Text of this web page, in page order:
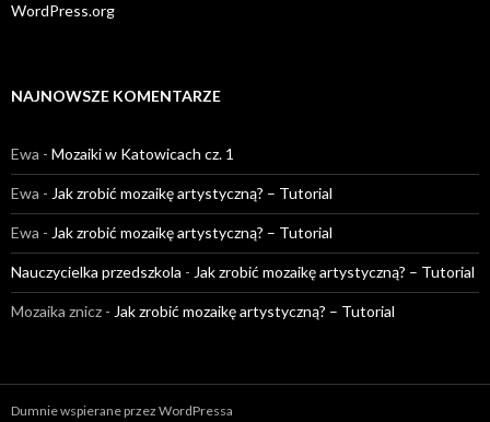
WordPress.org
NAJNOWSZE KOMENTARZE
Ewa - Mozaiki w Katowicach cz. 1
Ewa - Jak zrobić mozaikę artystyczną? – Tutorial
Ewa - Jak zrobić mozaikę artystyczną? – Tutorial
Nauczycielka przedszkola - Jak zrobić mozaikę artystyczną? – Tutorial
Mozaika znicz - Jak zrobić mozaikę artystyczną? – Tutorial
Dumnie wspierane przez WordPressa